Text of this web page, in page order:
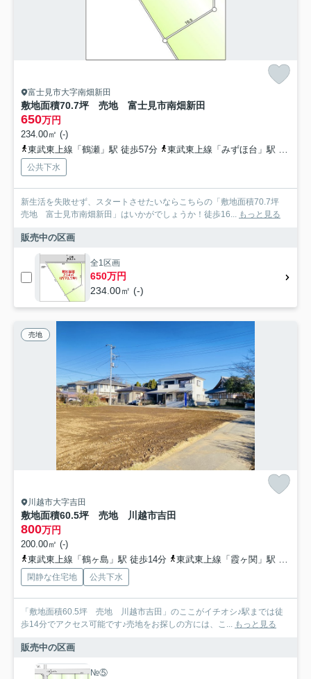
富士見市大字南畑新田
敷地面積70.7坪 売地 富士見市南畑新田
650万円
234.00㎡ (-)
東武東上線「鶴瀬」駅 徒歩57分
東武東上線「みずほ台」駅 徒歩58分
公共下水
新生活を失敗せず、スタートさせたいならこちらの「敷地面積70.7坪
売地 富士見市南畑新田」はいかがでしょうか！徒歩16... もっと見る
販売中の区画
全1区画
650万円
234.00㎡ (-)
売地
川越市大字吉田
敷地面積60.5坪 売地 川越市吉田
800万円
200.00㎡ (-)
東武東上線「鶴ヶ島」駅 徒歩14分
東武東上線「霞ヶ関」駅 徒歩25分
閑静な住宅地 公共下水
「敷地面積60.5坪 売地 川越市吉田」のここがイチオシ♪駅までは徒
歩14分でアクセス可能です♪売地をお探しの方には、こ... もっと見る
販売中の区画
№⑤